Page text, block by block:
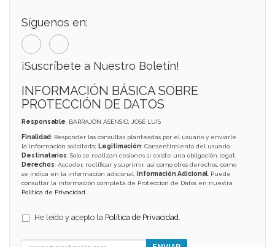
Síguenos en:
¡Suscríbete a Nuestro Boletín!
INFORMACIÓN BÁSICA SOBRE
PROTECCIÓN DE DATOS
Responsable: BARRAJÓN ASENSIO, JOSE LUIS
Finalidad: Responder las consultas planteadas por el usuario y enviarle
la información solicitada; Legitimación: Consentimiento del usuario;
Destinatarios: Solo se realizan cesiones si existe una obligación legal;
Derechos: Acceder, rectificar y suprimir, así como otros derechos, como
se indica en la información adicional;
Información Adicional: Puede
consultar la información completa de Protección de Datos en nuestra
Política de Privacidad
He leído y acepto la Política de Privacidad